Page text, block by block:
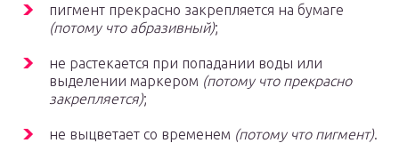
пигмент прекрасно закрепляется на бумаге
(потому что абразивный);
не растекается при попадании воды или
выделении маркером (потому что прекрасно
закрепляется);
не выцветает со временем (потому что пигмент).